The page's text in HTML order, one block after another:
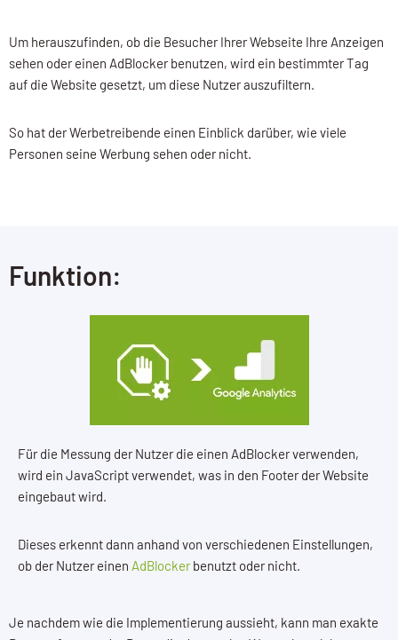
Um herauszufinden, ob die Besucher Ihrer Webseite Ihre Anzeigen
sehen oder einen AdBlocker benutzen, wird ein bestimmter Tag
auf die Website gesetzt, um diese Nutzer auszufiltern.
So hat der Werbetreibende einen Einblick darüber, wie viele
Personen seine Werbung sehen oder nicht.
Funktion:
Für die Messung der Nutzer die einen AdBlocker verwenden,
wird ein JavaScript verwendet, was in den Footer der Website
eingebaut wird.
Dieses erkennt dann anhand von verschiedenen Einstellungen,
ob der Nutzer einen AdBlockerbenutzt oder nicht.
Je nachdem wie die Implementierung aussieht, kann man exakte